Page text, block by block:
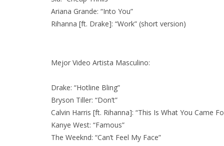
Ariana Grande: “Into You”
Rihanna [ft. Drake]: “Work” (short version)
Mejor Video Artista Masculino:
Drake: “Hotline Bling”
Bryson Tiller: “Don’t”
Calvin Harris [ft. Rihanna]: “This Is What You Came
Kanye West: “Famous”
The Weeknd: “Can’t Feel My Face”
EDGAR BAJO EL AGUA ABRE
UN NUEVO CAPÍTULO CON
‘CAMPO, PUERTA’
GHOST